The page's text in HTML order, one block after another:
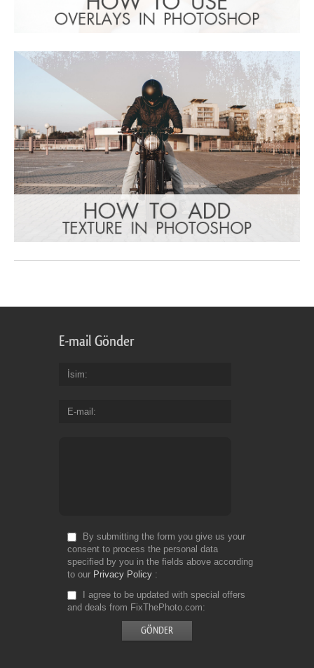
E-mail Gönder
İsim
E-mail
By submitting the form you give us your
consent to process the personal data
specified by you in the fields above according
to our Privacy Policy
I agree to be updated with special offers
and deals from FixThePhoto.com